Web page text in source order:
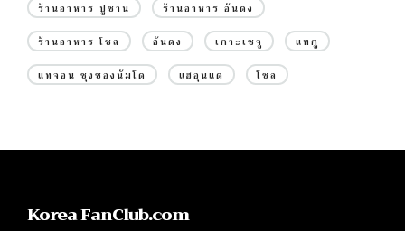
ร้านอาหาร ปูซาน ร้านอาหาร อันดง
ร้านอาหาร โซล อันดง เกาะเชจู แทกู
แทจอน ชุงชองนัมโด แฮอุนแด โซล
Korea FanClub.com